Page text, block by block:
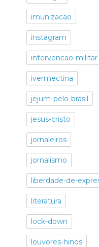
imunizacao
instagram
intervencao-militar
ivermectina
jejum-pelo-brasil
jesus-cristo
jornaleiros
jornalismo
liberdade-de-
literatura
lock-down
louvores-hinos